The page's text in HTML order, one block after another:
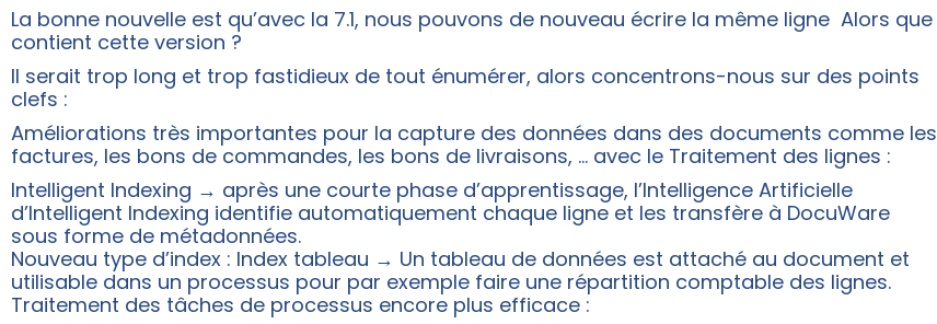
La bonne nouvelle est qu’avec la 7.1, nous pouvons de nouveau écrire la même ligne Alors que
contient cette version ?
Il serait trop long et trop fastidieux de tout énumérer, alors concentrons-nous sur des points
clefs :
Améliorations très importantes pour la capture des données dans des documents comme les
factures, les bons de commandes, les bons de livraisons, … avec le Traitement des lignes :
Intelligent Indexing → après une courte phase d’apprentissage, l’Intelligence Artificielle
d’Intelligent Indexing identifie automatiquement chaque ligne et les transfère à DocuWare
sous forme de métadonnées.
Nouveau type d’index : Index tableau → Un tableau de données est attaché au document et
utilisable dans un processus pour par exemple faire une répartition comptable des lignes.
Traitement des tâches de processus encore plus efficace :